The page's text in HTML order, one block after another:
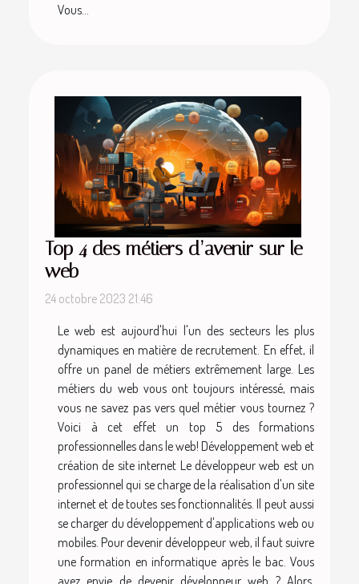
Vous...
Top 4 des métiers d’avenir sur le
web
24 octobre 2023 21:46
Le web est aujourd'hui l'un des secteurs les plus
dynamiques en matière de recrutement. En effet, il
offre un panel de métiers extrêmement large. Les
métiers du web vous ont toujours intéressé, mais
vous ne savez pas vers quel métier vous tournez ?
Voici à cet effet un top 5 des formations
professionnelles dans le web! Développement web et
création de site internet Le développeur web est un
professionnel qui se charge de la réalisation d'un site
internet et de toutes ses fonctionnalités. Il peut aussi
se charger du développement d'applications web ou
mobiles. Pour devenir développeur web, il faut suivre
une formation en informatique après le bac. Vous